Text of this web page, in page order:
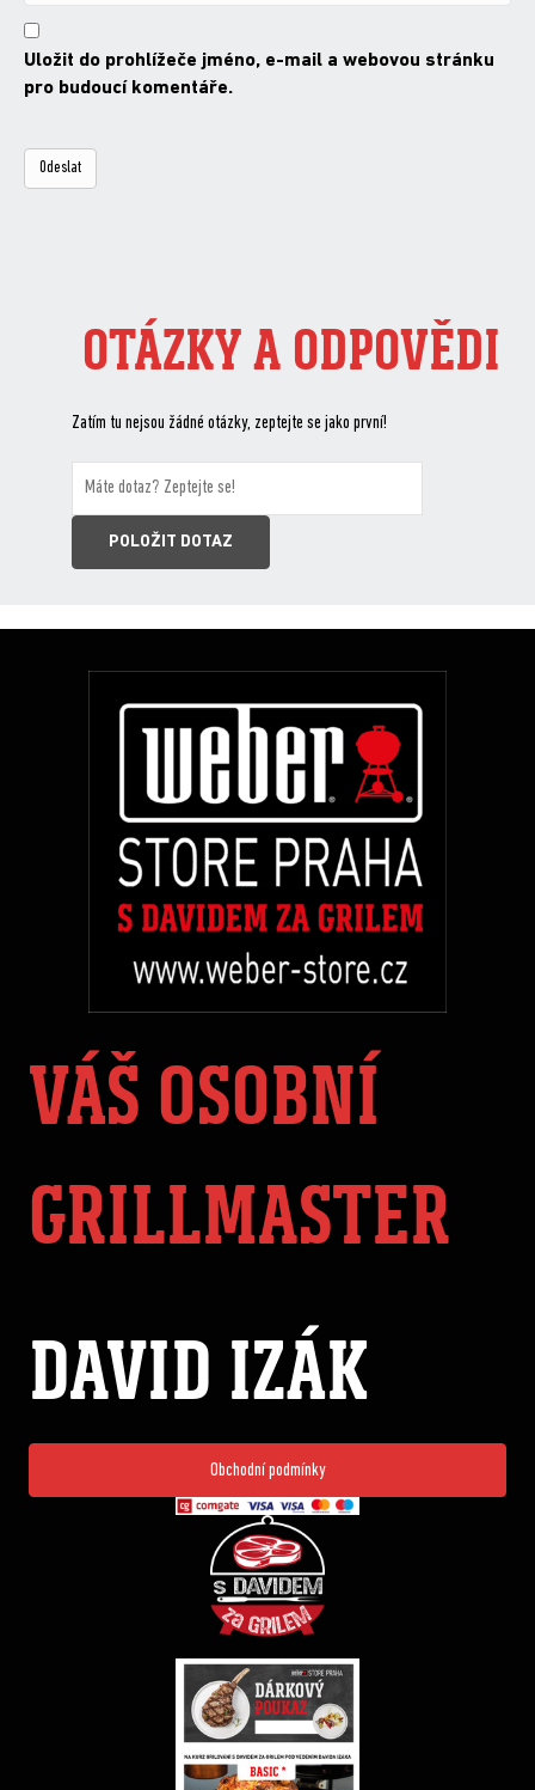
Uložit do prohlížeče jméno, e-mail a webovou stránku
pro budoucí komentáře.
OTÁZKY A ODPOVĚDI
Zatím tu nejsou žádné otázky, zeptejte se jako první!
VÁŠ OSOBNÍ
GRILLMASTER
DAVID IZÁK
Obchodní podmínky